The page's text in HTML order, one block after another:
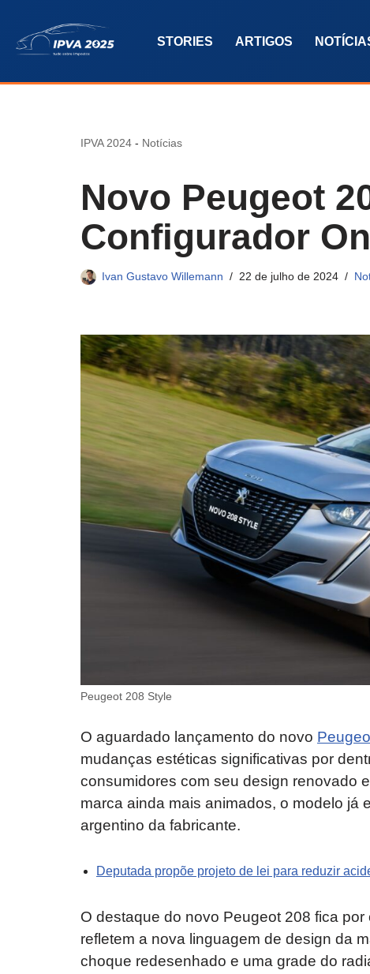
Pular
o
STORIES ARTIGOS
IPVA 2024 - Notícias
Novo Peugeot
Configurador
Ivan Gustavo Willemann 22 de julho de 2024
Peugeot 208 Style
O aguardado lançamento do novo
mudanças estéticas significativas por
consumidores com seu design renovado
marca ainda mais animados, o modelo já
argentino da fabricante.
Deputada propõe projeto de lei para reduzir
O destaque do novo Peugeot 208 fica
refletem a nova linguagem de design da
choque redesenhado e uma grade do